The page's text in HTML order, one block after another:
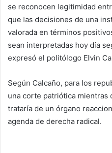
se reconocen legitimidad
que las decisiones de una
valorada en términos
sean interpretadas hoy día
expresó el politólogo Elvin
Según Calcaño, para los
una corte patriótica mientras
trataría de un órgano
agenda de derecha radical.